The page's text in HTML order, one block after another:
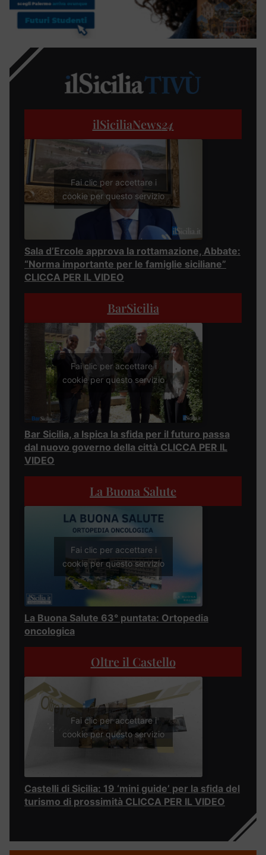
ilSiciliaNews24
Fai clic per accettare i
cookie per questo servizio
Sala d’Ercole approva la rottamazione, Abbate:
“Norma importante per le famiglie siciliane”
CLICCA PER IL VIDEO
BarSicilia
Fai clic per accettare i
cookie per questo servizio
Bar Sicilia, a Ispica la sfida per il futuro passa
dal nuovo governo della città CLICCA PER IL
VIDEO
La Buona Salute
Fai clic per accettare i
cookie per questo servizio
La Buona Salute 63° puntata: Ortopedia
oncologica
Oltre il Castello
Fai clic per accettare i
cookie per questo servizio
Castelli di Sicilia: 19 ‘mini guide’ per la sfida del
turismo di prossimità CLICCA PER IL VIDEO